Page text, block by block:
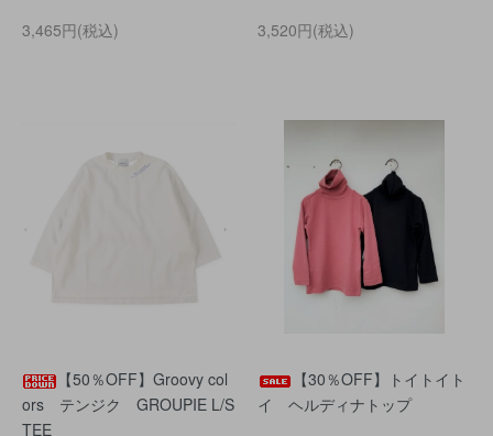
3,465円(税込)
3,520円(税込)
【50％OFF】Groovy col
ors テンジク GROUPIE L/S
TEE
【30％OFF】トイトイト
イ ヘルディナトップ